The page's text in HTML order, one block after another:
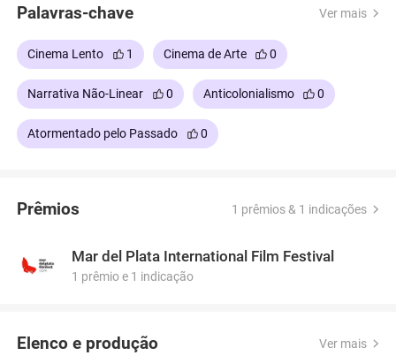
Palavras-chave Ver mais
Cinema Lento 1 Cinema de Arte 0
Narrativa Não-Linear 0 Anticolonialismo 0
Atormentado pelo Passado 0
Prêmios 1 prêmios & 1 indicações
Mar del Plata International Film Festival
1 prêmio e 1 indicação
Elenco e produção Ver mais